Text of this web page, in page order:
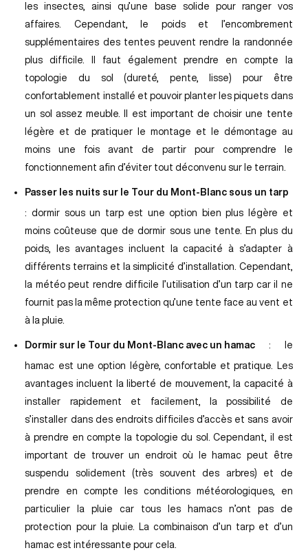
les insectes, ainsi qu’une base solide pour ranger vos
affaires. Cependant, le poids et l’encombrement
supplémentaires des tentes peuvent rendre la randonnée
plus difficile. Il faut également prendre en compte la
topologie du sol (dureté, pente, lisse) pour être
confortablement installé et pouvoir planter les piquets dans
un sol assez meuble. Il est important de choisir une tente
légère et de pratiquer le montage et le démontage au
moins une fois avant de partir pour comprendre le
fonctionnement afin d’éviter tout déconvenu sur le terrain.
Passer les nuits sur le Tour du Mont-Blanc sous un tarp
: dormir sous un tarp est une option bien plus légère et
moins coûteuse que de dormir sous une tente. En plus du
poids, les avantages incluent la capacité à s’adapter à
différents terrains et la simplicité d’installation. Cependant,
la météo peut rendre difficile l’utilisation d’un tarp car il ne
fournit pas la même protection qu’une tente face au vent et
à la pluie.
Dormir sur le Tour du Mont-Blanc avec un hamac : le
hamac est une option légère, confortable et pratique. Les
avantages incluent la liberté de mouvement, la capacité à
installer rapidement et facilement, la possibilité de
s’installer dans des endroits difficiles d’accès et sans avoir
à prendre en compte la topologie du sol. Cependant, il est
important de trouver un endroit où le hamac peut être
suspendu solidement (très souvent des arbres) et de
prendre en compte les conditions météorologiques, en
particulier la pluie car tous les hamacs n’ont pas de
protection pour la pluie. La combinaison d’un tarp et d’un
hamac est intéressante pour cela.